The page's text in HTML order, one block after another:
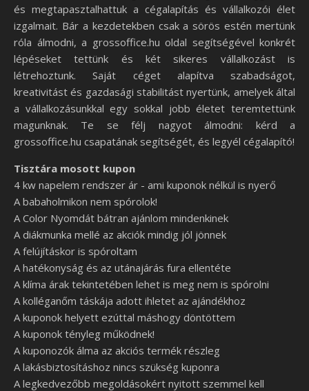
és megtapasztalhattuk a cégalapítás és vállalkozói élet
izgalmait. Bár a kezdetekben csak a sörös estén mertünk
róla álmodni, a grossoffice.hu oldal segítségével konkrét
lépéseket tettünk és két sikeres vállalkozást is
létrehoztunk. Saját céget alapítva szabadságot,
kreativitást és gazdasági stabilitást nyertünk, amelyek által
a vállalkozásunkkal egy sokkal jobb életet teremtettünk
magunknak. Te se félj nagyot álmodni: kérd a
grossoffice.hu csapatának segítségét, és legyél cégalapító!
Tisztára mosott kupon
4 kw napelem rendszer ár - ami kuponok nélkül is nyerő
A babaholmikon nem spórolok!
A Color Nyomdát bátran ajánlom mindenkinek
A diákmunka mellé az akciók mindig jól jönnek
A felújításkor is spóroltam
A hatékonyság és az utánajárás fura ellentéte
A klíma árak tekintetében lehet is meg nem is spórolni
A kolléganőm táskája adott ihletet az ajándékhoz
A kuponok helyett ezúttal máshogy döntöttem
A kuponok tényleg működnek!
A kuponozók álma az akciós termék részleg
A lakásbiztosításhoz nincs szükség kuponra
A legkedvezőbb megoldásokért nyitott szemmel kell